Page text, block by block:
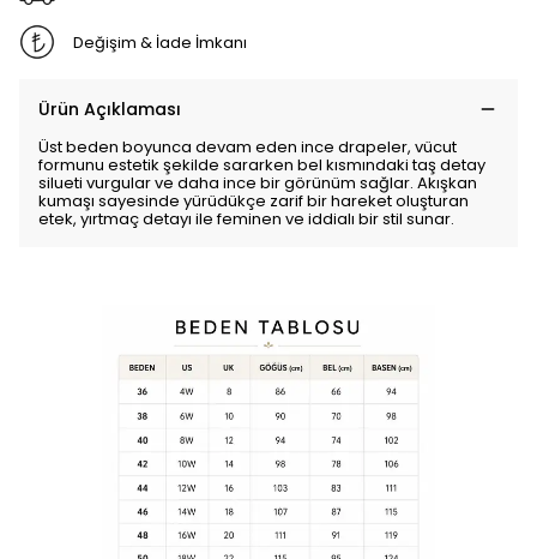
Değişim & İade İmkanı
Ürün Açıklaması
Üst beden boyunca devam eden ince drapeler, vücut
formunu estetik şekilde sararken bel kısmındaki taş detay
silueti vurgular ve daha ince bir görünüm sağlar. Akışkan
kumaşı sayesinde yürüdükçe zarif bir hareket oluşturan
etek, yırtmaç detayı ile feminen ve iddialı bir stil sunar.